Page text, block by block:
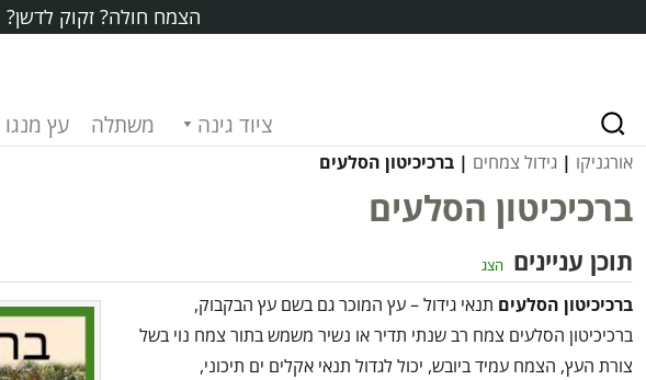
הצמח חולה? זקוק לדשן?
ציוד גינה משתלה עץ מנגו
אורגניקו | גידול צמחים | ברכיכיטון הסלעים
ברכיכיטון הסלעים
תוכן עניינים הצג
ברכיכיטון הסלעים תנאי גידול – עץ המוכר גם בשם עץ הבקבוק,
ברכיכיטון הסלעים צמח רב שנתי תדיר או נשיר משמש בתור צמח נוי בשל
צורת העץ, הצמח עמיד ביובש, יכול לגדול תנאי אקלים ים תיכוני,